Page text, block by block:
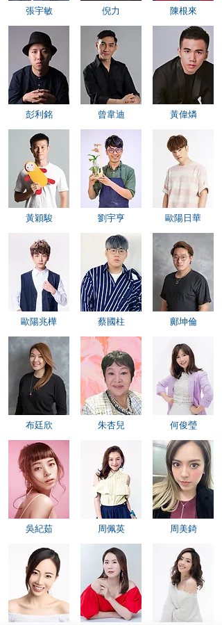
​張宇敏
彭利銘
黃穎駿
歐陽兆樺
布廷欣
吳紀茹
倪力
曾韋迪
劉宇亨
蔡國柱
​​朱杏兒
周佩英
​陳根來
黃偉燐
歐陽日華
鄺坤倫
何俊瑩
周美錡